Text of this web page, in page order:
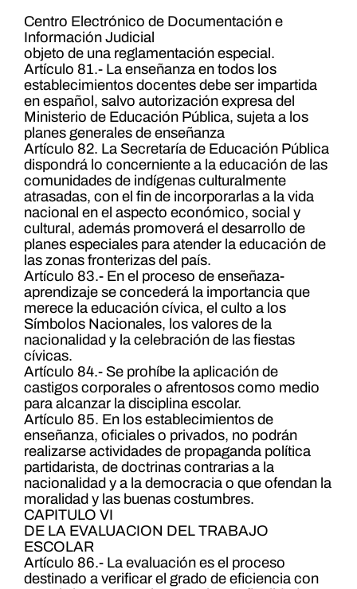
Centro Electrónico de Documentación e
Información Judicial
objeto de una reglamentación especial.
Artículo 81.- La enseñanza en todos los
establecimientos docentes debe ser impartida
en español, salvo autorización expresa del
Ministerio de Educación Pública, sujeta a los
planes generales de enseñanza
Artículo 82. La Secretaría de Educación Pública
dispondrá lo concerniente a la educación de las
comunidades de indígenas culturalmente
atrasadas, con el fin de incorporarlas a la vida
nacional en el aspecto económico, social y
cultural, además promoverá el desarrollo de
planes especiales para atender la educación de
las zonas fronterizas del país.
Artículo 83.- En el proceso de enseñaza-
aprendizaje se concederá la importancia que
merece la educación cívica, el culto a los
Símbolos Nacionales, los valores de la
nacionalidad y la celebración de las fiestas
cívicas.
Artículo 84.- Se prohíbe la aplicación de
castigos corporales o afrentosos como medio
para alcanzar la disciplina escolar.
Artículo 85. En los establecimientos de
enseñanza, oficiales o privados, no podrán
realizarse actividades de propaganda política
partidarista, de doctrinas contrarias a la
nacionalidad y a la democracia o que ofendan la
moralidad y las buenas costumbres.
CAPITULO VI
DE LA EVALUACION DEL TRABAJO
ESCOLAR
Artículo 86.- La evaluación es el proceso
destinado a verificar el grado de eficiencia con